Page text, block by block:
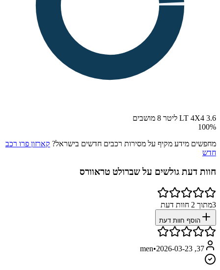
LT 4X4 3.6 ליטר 8 מושבים
100%
מחפשים מידע מקיף על מסירות רכבים חדשים בישראל? קארזון פרו רכב
חדש
חוות דעת גולשים עלשברולט טראוורס
3מתוך 2 חוות דעת
הוסף חוות דעת
37, men
•2026-03-23